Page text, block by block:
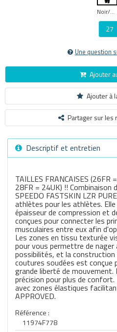
Noir/rouge
27
Une question
Ajouter
Ajouter à
Partager sur les
Descriptif et entretien
TAILLES FRANCAISES
28FR = 24UK) !!
SPEEDO FASTSKIN LZR
athlètes pour les athlètes.
épaisseur de compression et
conçues pour connecter les
musculaires entre eux afin
Les zones en tissu texturée
pour vous permettre de nager
possibilités, et la
coutures soudées est conçue
grande liberté de
précision pour plus de
avec zones élastiques
APPROVED.
Référence :
11974F778